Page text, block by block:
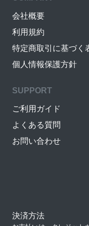
会社概要
利用規約
特定商取引に基づく
個人情報保護方針
SUPPORT
ご利用ガイド
よくある質問
お問い合わせ
決済方法